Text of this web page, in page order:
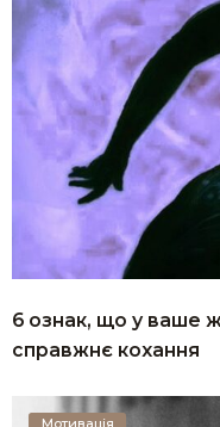
6 ознак, що у ваше
справжнє кохання